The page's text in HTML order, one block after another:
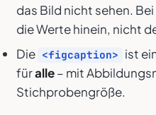
das Bild nicht sehen.
die Werte hinein, nicht
Die <figcaption> ist
füralle– mit
Stichprobengröße.